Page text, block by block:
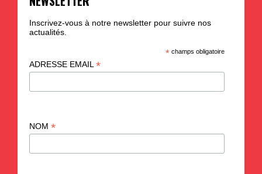
Inscrivez-vous à notre newsletter pour suivre nos
actualités.
* champs obligatoire
ADRESSE EMAIL *
NOM *